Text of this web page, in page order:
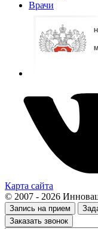
Врачи
Карта сайта
© 2007 - 2026
Запись на прием
Заказать звонок